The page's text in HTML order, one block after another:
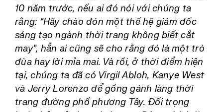
10 năm trước, nếu ai đó nói với chúng ta
rằng: “Hãy chào đón một thế hệ giám đốc
sáng tạo ngành thời trang không biết cắt
may”, hẳn ai cũng sẽ cho rằng đó là một trò
đùa hay lời mỉa mai. Và rồi, ở thời điểm hiện
tại, chúng ta đã có Virgil Abloh, Kanye West
và Jerry Lorenzo để gồng gánh làng thời
trang đường phố phương Tây. Đối trọng